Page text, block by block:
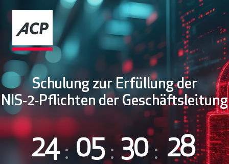
Schulung zur Erfüllung der
NIS‑2‑Pflichten der Geschäftsleitung
24 05 30 27